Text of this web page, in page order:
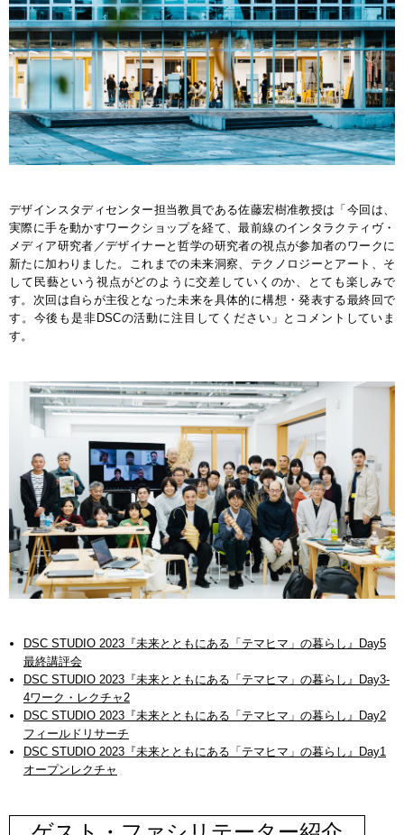
デザインスタディセンター担当教員である佐藤宏樹准教授は「今回は、
実際に手を動かすワークショップを経て、最前線のインタラクティヴ・
メディア研究者／デザイナーと哲学の研究者の視点が参加者のワークに
新たに加わりました。これまでの未来洞察、テクノロジーとアート、そ
して民藝という視点がどのように交差していくのか、とても楽しみで
す。次回は自らが主役となった未来を具体的に構想・発表する最終回で
す。今後も是非DSCの活動に注目してください」とコメントしていま
す。
DSC STUDIO 2023『未来とともにある「テマヒマ」の暮らし』Day5
最終講評会
DSC STUDIO 2023『未来とともにある「テマヒマ」の暮らし』Day3-
4ワーク・レクチャ2
DSC STUDIO 2023『未来とともにある「テマヒマ」の暮らし』Day2
フィールドリサーチ
DSC STUDIO 2023『未来とともにある「テマヒマ」の暮らし』Day1
オープンレクチャ